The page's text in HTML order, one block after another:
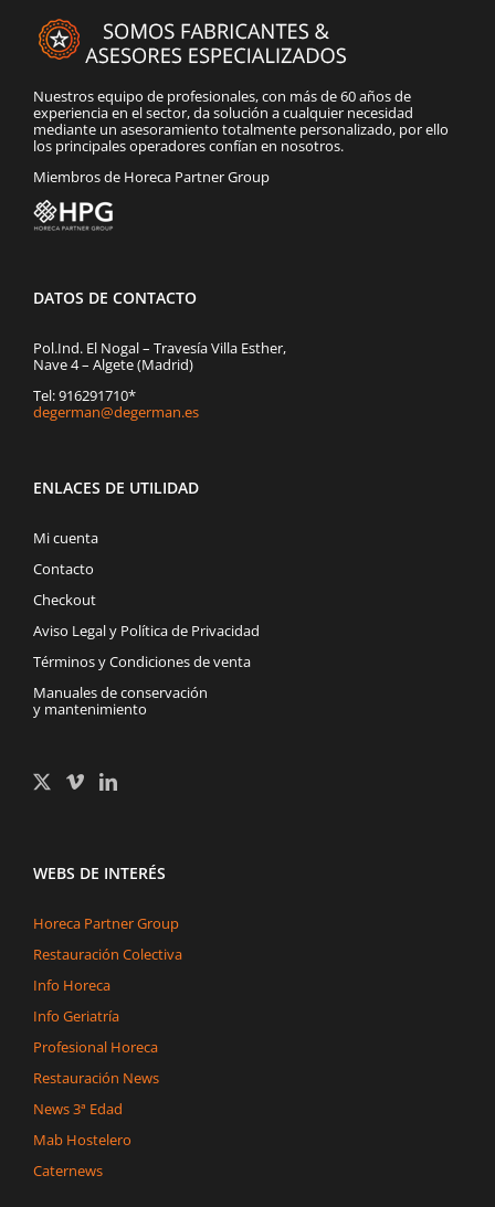
Nuestros equipo de profesionales, con más de 60 años de
experiencia en el sector, da solución a cualquier necesidad
mediante un asesoramiento totalmente personalizado, por ello
los principales operadores confían en nosotros.
Miembros de Horeca Partner Group
DATOS DE CONTACTO
Pol.Ind. El Nogal – Travesía Villa Esther,
Nave 4 – Algete (Madrid)
Tel: 916291710*
degerman@degerman.es
ENLACES DE UTILIDAD
Mi cuenta
Contacto
Checkout
Aviso Legal y Política de Privacidad
Términos y Condiciones de venta
Manuales de conservación
y mantenimiento
WEBS DE INTERÉS
Horeca Partner Group
Restauración Colectiva
Info Horeca
Info Geriatría
Profesional Horeca
Restauración News
News 3ª Edad
Mab Hostelero
Caternews